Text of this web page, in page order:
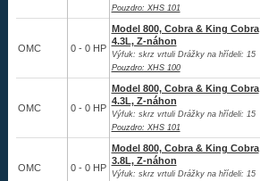
Pouzdro: XHS 101
OMC 0 - 0 HP
Model 800, Cobra & King Cobra
4.3L, Z-náhon
Výfuk: skrz vrtuli Drážky na hřídeli: 15
Pouzdro: XHS 100
OMC 0 - 0 HP
Model 800, Cobra & King Cobra
4.3L, Z-náhon
Výfuk: skrz vrtuli Drážky na hřídeli: 15
Pouzdro: XHS 101
OMC 0 - 0 HP
Model 800, Cobra & King Cobra
3.8L, Z-náhon
Výfuk: skrz vrtuli Drážky na hřídeli: 15